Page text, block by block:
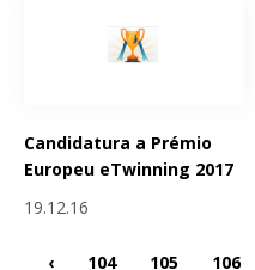
Candidatura a Prémio
Europeu eTwinning 2017
19.12.16
‹ 104 105 106